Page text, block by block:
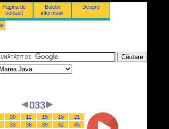
Pagina de
contact
Buletin
informativ
Despre
033
09 12 15 18
21
33 36 39 42
45